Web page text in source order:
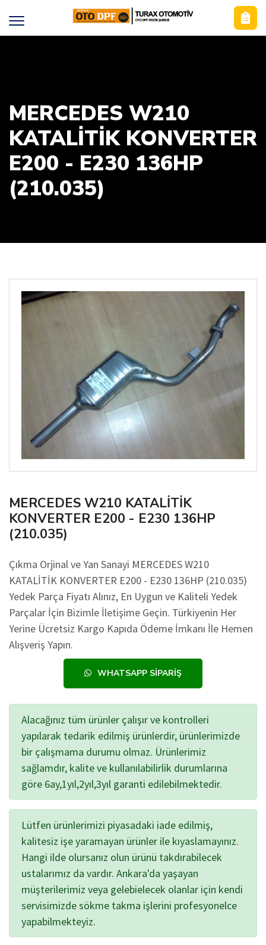
MERCEDES W210
KATALİTİK KONVERTER
E200 - E230 136HP
(210.035)
MERCEDES W210 KATALİTİK
KONVERTER E200 - E230 136HP
(210.035)
Çıkma Orjinal ve Yan Sanayi MERCEDES W210
KATALİTİK KONVERTER E200 - E230 136HP (210.035)
Yedek Parça Fiyatı Alınız, En Uygun ve Kaliteli Yedek
Parçalar İçin Bizimle İletişime Geçin. Türkiyenin Her
Yerine Ücretsiz Kargo Kapıda Ödeme İmkanı İle Hemen
Alışveriş Yapın.
WHATSAPP SIPARIŞ
Alacağınız tüm ürünler çalışır ve kontrolleri
yapılarak tedarik edilmiş ürünlerdir, ürünlerimizde
bir çalışmama durumu olmaz. Ürünlerimiz
sağlamdır, kalite ve kullanılabilirlik durumlarına
göre 6ay,1yıl,2yıl,3yıl garanti edilebilmektedir.
Lütfen ürünlerimizi piyasadaki iade edilmiş,
kalitesiz işe yaramayan ürünler ile kıyaslamayınız.
Hangi ilde olursanız olun ürünü takdırabilecek
ustalarımız da vardır. Ankara'da yaşayan
müşterilerimiz veya gelebielecek olanlar için kendi
servisimizde sökme takma işlerini profesyonelce
yapabilmekteyiz.